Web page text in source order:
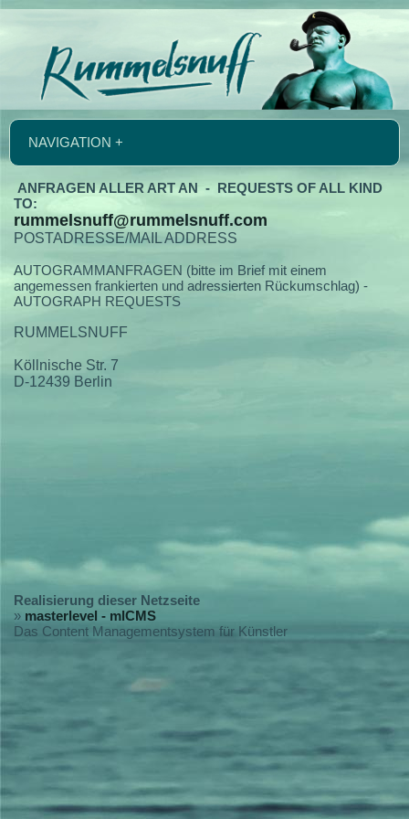
NAVIGATION +
ANFRAGEN ALLER ART AN - REQUESTS OF ALL KIND
TO:
rummelsnuff@rummelsnuff.com
POSTADRESSE/MAIL ADDRESS
AUTOGRAMMANFRAGEN (bitte im Brief mit einem
angemessen frankierten und adressierten Rückumschlag) -
AUTOGRAPH REQUESTS
RUMMELSNUFF
Köllnische Str. 7
D-12439 Berlin
Realisierung dieser Netzseite
» masterlevel - mlCMS
Das Content Managementsystem für Künstler